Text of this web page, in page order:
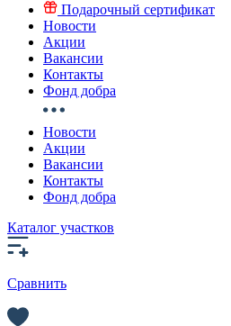
Подарочный сертификат
Новости
Акции
Вакансии
Контакты
Фонд добра
Новости
Акции
Вакансии
Контакты
Фонд добра
Каталог участков
Сравнить